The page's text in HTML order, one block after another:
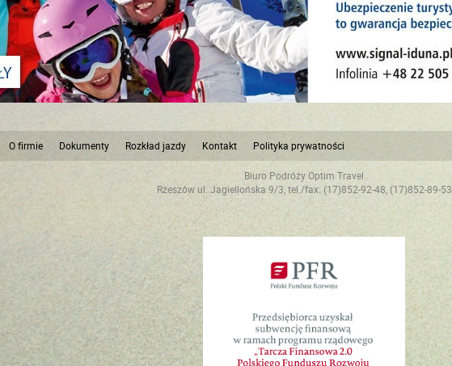
O firmie Dokumenty Rozkład jazdy Kontakt Polityka prywatności
Biuro Podróży Optim Travel
Rzeszów ul. Jagiellońska 9/3, tel./fax: (17)852-92-48, (17)852-89-53